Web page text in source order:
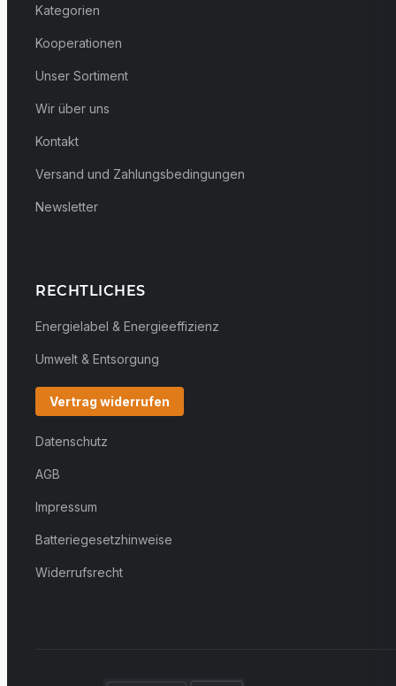
Kategorien
Kooperationen
Unser Sortiment
Wir über uns
Kontakt
Versand und Zahlungsbedingungen
Newsletter
RECHTLICHES
Energielabel & Energieeffizienz
Umwelt & Entsorgung
Vertrag widerrufen
Datenschutz
AGB
Impressum
Batteriegesetzhinweise
Widerrufsrecht